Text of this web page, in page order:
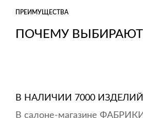
ПОЧЕМУ ВЫБИРАЮТ
ПРЕИМУЩЕСТВА
В НАЛИЧИИ 7000 ИЗДЕЛИЙ
В салоне-магазине